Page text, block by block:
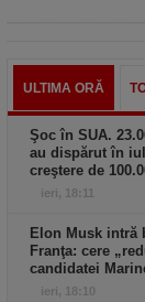
ULTIMA ORĂ
Şoc în SUA.
au dispărut în
creştere de
ieri, 18:11
Elon Musk intră
Franţa: cere
candidatei
ieri, 18:10